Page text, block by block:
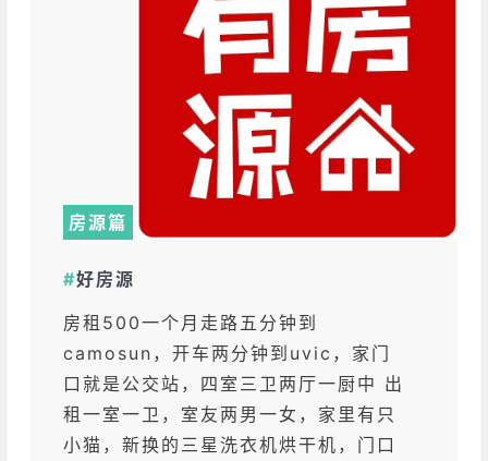
房源篇
#好房源
房租500一个月走路五分钟到
camosun，开车两分钟到uvic，家门
口就是公交站，四室三卫两厅一厨中 出
租一室一卫，室友两男一女，家里有只
小猫，新换的三星洗衣机烘干机，门口